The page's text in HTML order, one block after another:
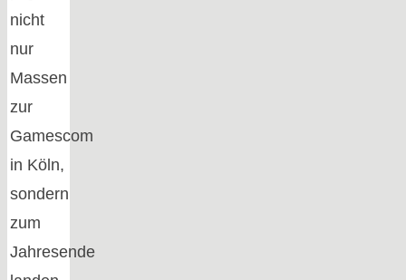
nicht
nur
Massen
zur
Gamescom
in Köln,
sondern
zum
Jahresende